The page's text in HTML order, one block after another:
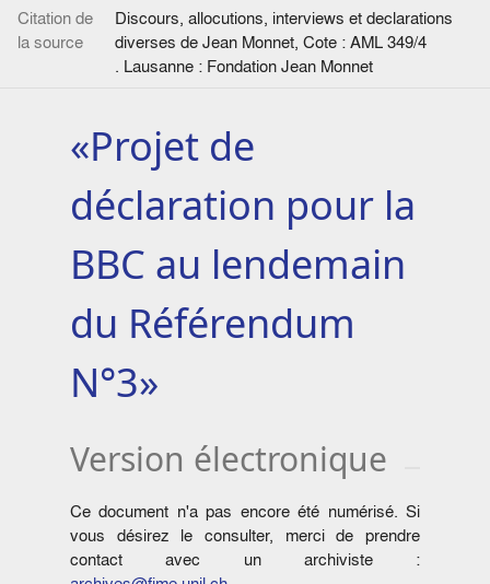
Citation de
la source
Discours, allocutions, interviews et declarations
diverses de Jean Monnet, Cote : AML 349/4
. Lausanne : Fondation Jean Monnet
«Projet de
déclaration pour la
BBC au lendemain
du Référendum
N°3»
Version électronique
Ce document n'a pas encore été numérisé. Si
vous désirez le consulter, merci de prendre
contact avec un archiviste :